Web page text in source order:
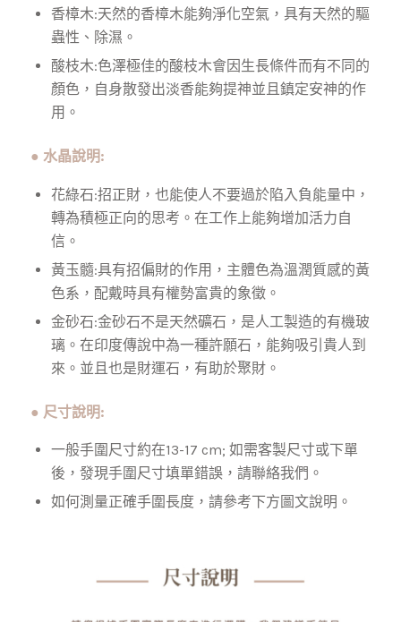
香樟木:天然的香樟木能夠淨化空氣，具有天然的驅
蟲性、除濕。
酸枝木:色澤極佳的酸枝木會因生長條件而有不同的
顏色，自身散發出淡香能夠提神並且鎮定安神的作
用。
● 水晶說明:
花綠石:招正財，也能使人不要過於陷入負能量中，
轉為積極正向的思考。在工作上能夠增加活力自
信。
黃玉髓:具有招偏財的作用，主體色為溫潤質感的黃
色系，配戴時具有權勢富貴的象徵。
金砂石:金砂石不是天然礦石，是人工製造的有機玻
璃。在印度傳說中為一種許願石，能夠吸引貴人到
來。並且也是財運石，有助於聚財。
● 尺寸說明:
一般手圍尺寸約在13-17 cm; 如需客製尺寸或下單
後，發現手圍尺寸填單錯誤，請聯絡我們。
如何測量正確手圍長度，請參考下方圖文說明。